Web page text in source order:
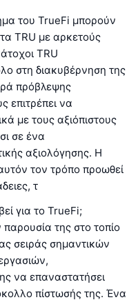
του TrueFi μπορούν
TRU με αρκετούς
TRU
στη διακυβέρνηση της
πρόβλεψης
επιτρέπει να
με τους αξιόπιστους
σε ένα
αξιολόγησης. Η
τον τρόπο προωθεί
τ
για το TrueFi;
της στο τοπίο
σειράς σημαντικών
να επαναστατήσει
πίστωσής της. Ένα